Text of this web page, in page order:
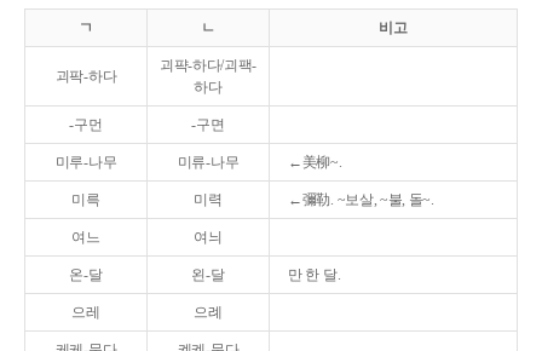
ㄱ ㄴ 비고
괴팍-하다
괴퍅-하다/괴팩-
하다
-구먼 -구면
미루-나무 미류-나무 ←美柳~.
미륵 미력 ←彌勒. ~보살, ~불, 돌~.
여느 여늬
온-달 왼-달 만 한 달.
으레 으례